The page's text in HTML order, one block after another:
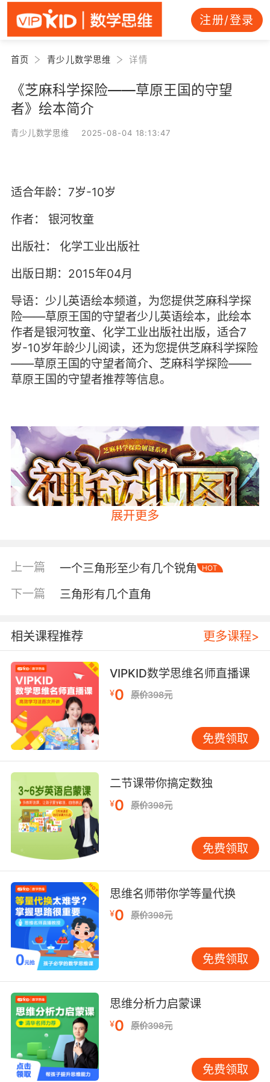
注册/登录
首页 青少儿数学思维 详情
《芝麻科学探险——草原王国的守望
者》绘本简介
青少儿数学思维 2025-08-04 18:13:47
适合年龄：7岁-10岁
作者：
银河牧童
出版社：
化学工业出版社
出版日期：2015年04月
导语：少儿英语绘本频道，为您提供芝麻科学探
险——草原王国的守望者少儿英语绘本，此绘本
作者是银河牧童、化学工业出版社出版，适合7
岁-10岁年龄少儿阅读，还为您提供芝麻科学探险
——草原王国的守望者简介、芝麻科学探险——
草原王国的守望者推荐等信息。
内容简介
失踪的潜水员和一张神秘的海底地图，
让麻团科考探险队再次踏上艰险的征程。
凶恶的大王乌贼与深海潜水家抹香鲸的殊死对
失事的深海潜水器危在旦夕。
一艘神出鬼没的幽灵潜艇，
一个高深莫测、举止古怪的船长，
展开更多
上一篇 一个三角形至少有几个锐角 HOT
下一篇 三角形有几个直角
相关课程推荐 更多课程>
VIPKID数学思维名师直播课
¥0 原价398元
免费领取
二节课带你搞定数独
¥0 原价398元
免费领取
思维名师带你学等量代换
¥0 原价398元
免费领取
思维分析力启蒙课
¥0 原价398元
免费领取